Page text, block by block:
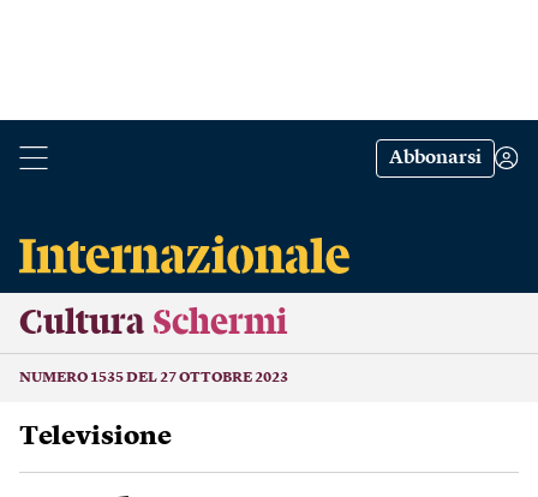
Abbonarsi
Cultura Schermi
NUMERO 1535 DEL 27 OTTOBRE 2023
Televisione